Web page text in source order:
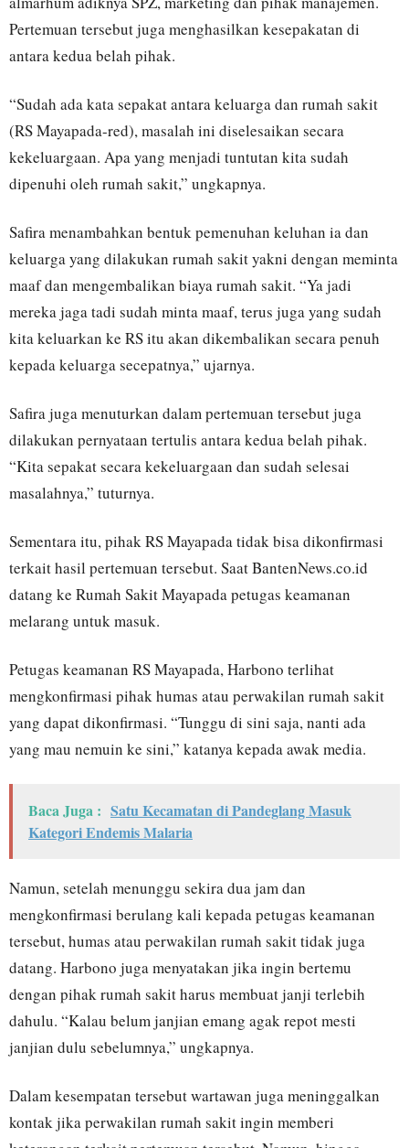
Pertemuan tersebut juga menghasilkan kesepakatan di
antara kedua belah pihak.
“Sudah ada kata sepakat antara keluarga dan rumah sakit
(RS Mayapada-red), masalah ini diselesaikan secara
kekeluargaan. Apa yang menjadi tuntutan kita sudah
dipenuhi oleh rumah sakit,” ungkapnya.
Safira menambahkan bentuk pemenuhan keluhan ia dan
keluarga yang dilakukan rumah sakit yakni dengan meminta
maaf dan mengembalikan biaya rumah sakit. “Ya jadi
mereka jaga tadi sudah minta maaf, terus juga yang sudah
kita keluarkan ke RS itu akan dikembalikan secara penuh
kepada keluarga secepatnya,” ujarnya.
Safira juga menuturkan dalam pertemuan tersebut juga
dilakukan pernyataan tertulis antara kedua belah pihak.
“Kita sepakat secara kekeluargaan dan sudah selesai
masalahnya,” tuturnya.
Sementara itu, pihak RS Mayapada tidak bisa dikonfirmasi
terkait hasil pertemuan tersebut. Saat BantenNews.co.id
datang ke Rumah Sakit Mayapada petugas keamanan
melarang untuk masuk.
Petugas keamanan RS Mayapada, Harbono terlihat
mengkonfirmasi pihak humas atau perwakilan rumah sakit
yang dapat dikonfirmasi. “Tunggu di sini saja, nanti ada
yang mau nemuin ke sini,” katanya kepada awak media.
Baca Juga : Satu Kecamatan di Pandeglang Masuk
Kategori Endemis Malaria
Namun, setelah menunggu sekira dua jam dan
mengkonfirmasi berulang kali kepada petugas keamanan
tersebut, humas atau perwakilan rumah sakit tidak juga
datang. Harbono juga menyatakan jika ingin bertemu
dengan pihak rumah sakit harus membuat janji terlebih
dahulu. “Kalau belum janjian emang agak repot mesti
janjian dulu sebelumnya,” ungkapnya.
Dalam kesempatan tersebut wartawan juga meninggalkan
kontak jika perwakilan rumah sakit ingin memberi